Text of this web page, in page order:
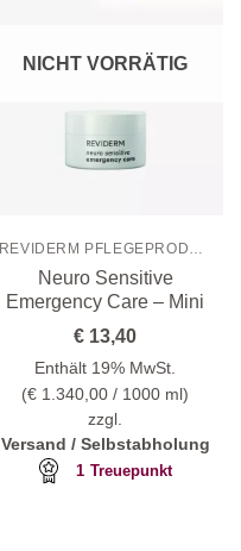
NICHT VORRÄTIG
REVIDERM PFLEGEPRODUKTE
Neuro Sensitive
Emergency Care – Mini
€ 13,40
Enthält 19% MwSt.
(€ 1.340,00/ 1000 ml)
zzgl.
Versand / Selbstabholung
1 Treuepunkt